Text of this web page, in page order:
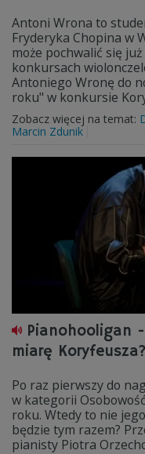
Antoni Wrona to
Fryderyka Chopina w
może pochwalić się
konkursach
Antoniego Wronę do
roku" w konkursie
Zobacz więcej na temat:
Marcin Zdunik
Pianohooligan
miarę Koryfeusza?
Po raz pierwszy do
w kategorii
roku. Wtedy to nie
będzie tym razem?
pianisty Piotra